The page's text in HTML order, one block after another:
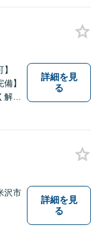
悩
ま
さ
】
決
詳細を見
る
沢市
詳細を見
る